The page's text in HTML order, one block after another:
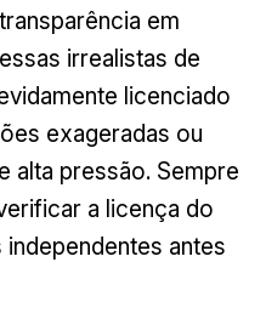
em
irrealistas de
licenciado
exageradas ou
alta pressão. Sempre
a licença do
antes